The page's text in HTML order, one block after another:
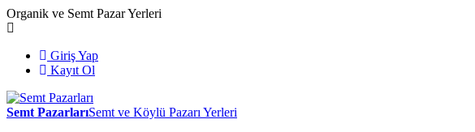
Organik ve Semt Pazar Yerleri
Giriş Yap
Kayıt Ol
Semt PazarlarıSemt ve Köylü Pazarı Yerleri